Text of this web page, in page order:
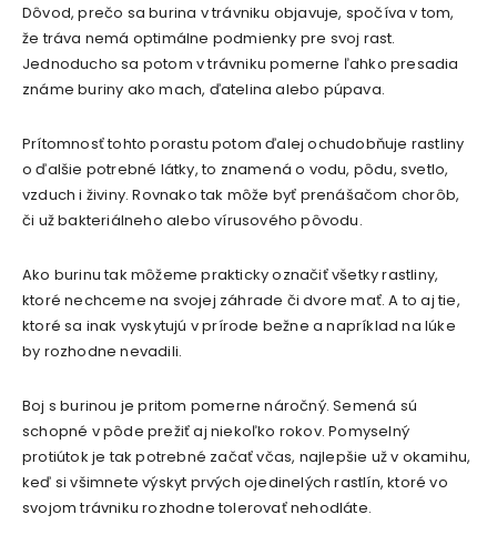
Dôvod, prečo sa burina v trávniku objavuje, spočíva v tom,
že tráva nemá optimálne podmienky pre svoj rast.
Jednoducho sa potom v trávniku pomerne ľahko presadia
známe buriny ako mach, ďatelina alebo púpava.
Prítomnosť tohto porastu potom ďalej ochudobňuje rastliny
o ďalšie potrebné látky, to znamená o vodu, pôdu, svetlo,
vzduch i živiny. Rovnako tak môže byť prenášačom chorôb,
či už bakteriálneho alebo vírusového pôvodu.
Ako burinu tak môžeme prakticky označiť všetky rastliny,
ktoré nechceme na svojej záhrade či dvore mať. A to aj tie,
ktoré sa inak vyskytujú v prírode bežne a napríklad na lúke
by rozhodne nevadili.
Boj s burinou je pritom pomerne náročný. Semená sú
schopné v pôde prežiť aj niekoľko rokov. Pomyselný
protiútok je tak potrebné začať včas, najlepšie už v okamihu,
keď si všimnete výskyt prvých ojedinelých rastlín, ktoré vo
svojom trávniku rozhodne tolerovať nehodláte.